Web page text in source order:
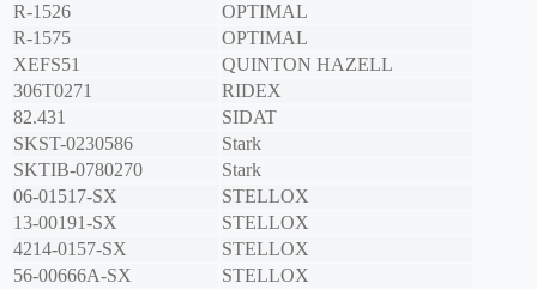
R-1526
OPTIMAL
R-1575
OPTIMAL
XEFS51
QUINTON HAZELL
306T0271
RIDEX
82.431
SIDAT
SKST-0230586
Stark
SKTIB-0780270
Stark
06-01517-SX
STELLOX
13-00191-SX
STELLOX
4214-0157-SX
STELLOX
56-00666A-SX
STELLOX